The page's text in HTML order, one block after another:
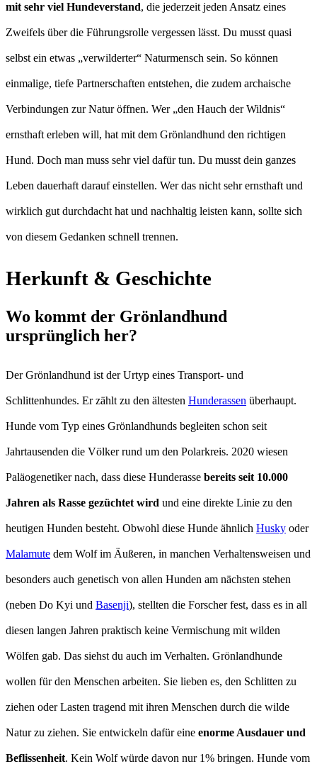
mit sehr viel Hundeverstand, die jederzeit jeden Ansatz eines
Zweifels über die Führungsrolle vergessen lässt. Du musst quasi
selbst ein etwas „verwilderter“ Naturmensch sein. So können
einmalige, tiefe Partnerschaften entstehen, die zudem archaische
Verbindungen zur Natur öffnen. Wer „den Hauch der Wildnis“
ernsthaft erleben will, hat mit dem Grönlandhund den richtigen
Hund. Doch man muss sehr viel dafür tun. Du musst dein ganzes
Leben dauerhaft darauf einstellen. Wer das nicht sehr ernsthaft und
wirklich gut durchdacht hat und nachhaltig leisten kann, sollte sich
von diesem Gedanken schnell trennen.
Herkunft & Geschichte
Wo kommt der Grönlandhund
ursprünglich her?
Der Grönlandhund ist der Urtyp eines Transport- und
Schlittenhundes. Er zählt zu den ältesten Hunderassen überhaupt.
Hunde vom Typ eines Grönlandhunds begleiten schon seit
Jahrtausenden die Völker rund um den Polarkreis. 2020 wiesen
Paläogenetiker nach, dass diese Hunderasse bereits seit 10.000
Jahren als Rasse gezüchtet wird und eine direkte Linie zu den
heutigen Hunden besteht. Obwohl diese Hunde ähnlich Husky oder
Malamute dem Wolf im Äußeren, in manchen Verhaltensweisen und
besonders auch genetisch von allen Hunden am nächsten stehen
(neben Do Kyi und Basenji), stellten die Forscher fest, dass es in all
diesen langen Jahren praktisch keine Vermischung mit wilden
Wölfen gab. Das siehst du auch im Verhalten. Grönlandhunde
wollen für den Menschen arbeiten. Sie lieben es, den Schlitten zu
ziehen oder Lasten tragend mit ihren Menschen durch die wilde
Natur zu ziehen. Sie entwickeln dafür eine enorme Ausdauer und
Beflissenheit. Kein Wolf würde davon nur 1% bringen. Hunde vom